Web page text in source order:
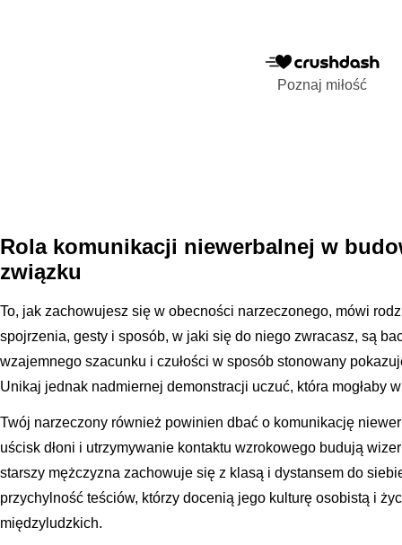
Poznaj miłość
Rola komunikacji niewerbalnej w
związku
To, jak zachowujesz się w obecności narzeczonego, mówi
spojrzenia, gesty i sposób, w jaki się do niego zwracasz, są
wzajemnego szacunku i czułości w sposób stonowany
Unikaj jednak nadmiernej demonstracji uczuć, która mogłaby
Twój narzeczony również powinien dbać o komunikację
uścisk dłoni i utrzymywanie kontaktu wzrokowego budują
starszy mężczyzna zachowuje się z klasą i dystansem do
przychylność teściów, którzy docenią jego kulturę osobistą i
międzyludzkich.